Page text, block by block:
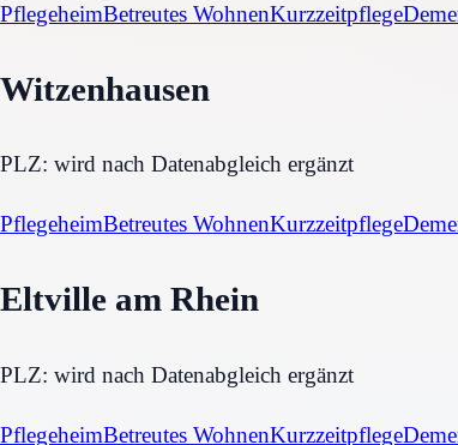
PflegeheimBetreutes WohnenKurzzeitpflege
Witzenhausen
PLZ: wird nach Datenabgleich ergänzt
PflegeheimBetreutes WohnenKurzzeitpflege
Eltville am Rhein
PLZ: wird nach Datenabgleich ergänzt
PflegeheimBetreutes WohnenKurzzeitpflege